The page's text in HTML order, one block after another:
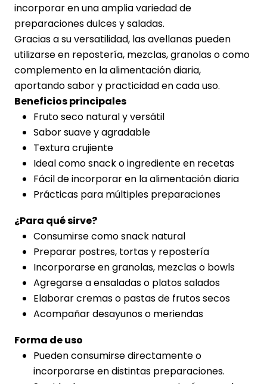
incorporar en una amplia variedad de
preparaciones dulces y saladas.
Gracias a su versatilidad, las avellanas pueden
utilizarse en repostería, mezclas, granolas o como
complemento en la alimentación diaria,
aportando sabor y practicidad en cada uso.
Beneficios principales
Fruto seco natural y versátil
Sabor suave y agradable
Textura crujiente
Ideal como snack o ingrediente en recetas
Fácil de incorporar en la alimentación diaria
Prácticas para múltiples preparaciones
¿Para qué sirve?
Consumirse como snack natural
Preparar postres, tortas y repostería
Incorporarse en granolas, mezclas o bowls
Agregarse a ensaladas o platos salados
Elaborar cremas o pastas de frutos secos
Acompañar desayunos o meriendas
Forma de uso
Pueden consumirse directamente o
incorporarse en distintas preparaciones.